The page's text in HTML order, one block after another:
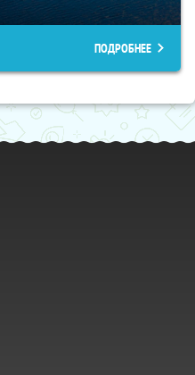
ПОДРОБНЕЕ